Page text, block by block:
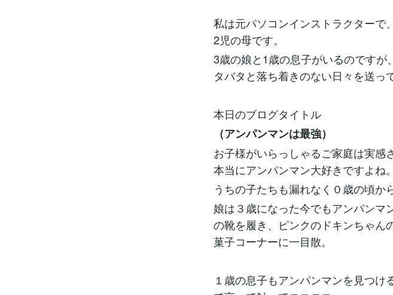
私は元パソコンインストラクターで
2児の母です。
3歳の娘と1歳の息子がいるのです
タバタと落ち着きのない日々を送っ
本日のブログタイトル
（アンパンマンは最強）
お子様がいらっしゃるご家庭は実感
本当にアンパンマン大好きですよね。
うちの子たちも漏れなく０歳の頃か
娘は３歳になった今でもアンパンマ
の靴を履き、ピンクのドキンちゃん
菓子コーナーに一目散。
１歳の息子もアンパンマンを見つ